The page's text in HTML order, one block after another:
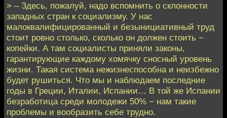
> – Здесь, пожалуй, надо вспомнить о склонности
западных стран к социализму. У нас
малоквалифицированный и безынициативный труд
стоит ровно столько, сколько он должен стоить −
копейки. А там социалисты приняли законы,
гарантирующие каждому хомячку сносный уровень
жизни. Такая система нежизнеспособна и неизбежно
будет рушиться. Что мы и наблюдаем последние
годы в Греции, Италии, Испании… В той же Испании
безработица среди молодежи 50% − нам такие
проблемы и вообразить себе трудно.